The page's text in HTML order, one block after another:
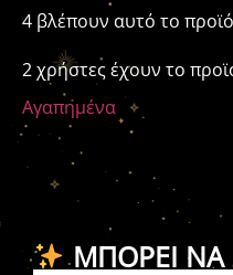
4 βλέπουν αυτό το
2 χρήστες έχουν το
Αγαπημένα
ΜΠΟΡΕΊ ΝΑ